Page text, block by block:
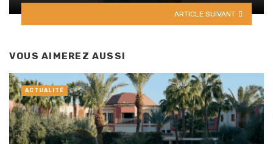
ARTICLE SUIVANT
VOUS AIMEREZ AUSSI
ACTUALITÉ